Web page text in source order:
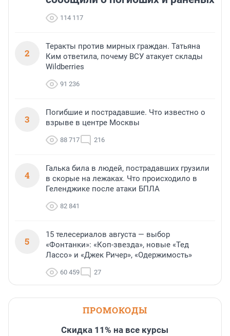
114 117
2
Теракты против мирных граждан. Татьяна
Ким ответила, почему ВСУ атакует склады
Wildberries
91 236
3
Погибшие и пострадавшие. Что известно о
взрыве в центре Москвы
88 717 216
4
Галька била в людей, пострадавших грузили
в скорые на лежаках. Что происходило в
Геленджике после атаки БПЛА
82 841
5
15 телесериалов августа — выбор
«Фонтанки»: «Коп-звезда», новые «Тед
Лассо» и «Джек Ричер», «Одержимость»
60 459 27
ПРОМОКОДЫ
Скидка 11% на все курсы